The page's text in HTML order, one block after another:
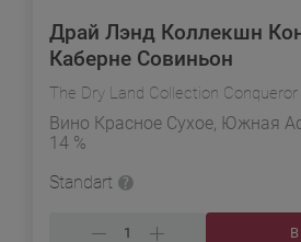
Драй Лэнд Коллекшн
Каберне Совиньон
Вино Красное Сухое, Южная
14 %
Standart